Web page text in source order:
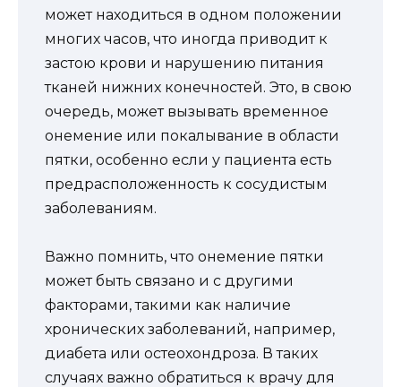
может находиться в одном положении
многих часов, что иногда приводит к
застою крови и нарушению питания
тканей нижних конечностей. Это, в свою
очередь, может вызывать временное
онемение или покалывание в области
пятки, особенно если у пациента есть
предрасположенность к сосудистым
заболеваниям.
Важно помнить, что онемение пятки
может быть связано и с другими
факторами, такими как наличие
хронических заболеваний, например,
диабета или остеохондроза. В таких
случаях важно обратиться к врачу для